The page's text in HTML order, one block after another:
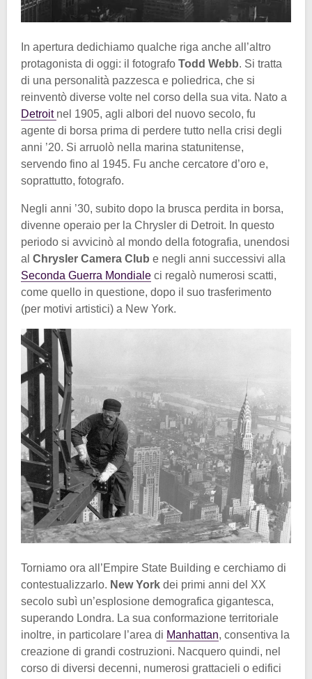
In apertura dedichiamo qualche riga anche all’altro
protagonista di oggi: il fotografo Todd Webb. Si tratta
di una personalità pazzesca e poliedrica, che si
reinventò diverse volte nel corso della sua vita. Nato a
Detroit nel 1905, agli albori del nuovo secolo, fu
agente di borsa prima di perdere tutto nella crisi degli
anni ’20. Si arruolò nella marina statunitense,
servendo fino al 1945. Fu anche cercatore d’oro e,
soprattutto, fotografo.
Negli anni ’30, subito dopo la brusca perdita in borsa,
divenne operaio per la Chrysler di Detroit. In questo
periodo si avvicinò al mondo della fotografia, unendosi
al Chrysler Camera Club e negli anni successivi alla
Seconda Guerra Mondiale ci regalò numerosi scatti,
come quello in questione, dopo il suo trasferimento
(per motivi artistici) a New York.
Torniamo ora all’Empire State Building e cerchiamo di
contestualizzarlo. New York dei primi anni del XX
secolo subì un’esplosione demografica gigantesca,
superando Londra. La sua conformazione territoriale
inoltre, in particolare l’area di Manhattan, consentiva la
creazione di grandi costruzioni. Nacquero quindi, nel
corso di diversi decenni, numerosi grattacieli o edifici